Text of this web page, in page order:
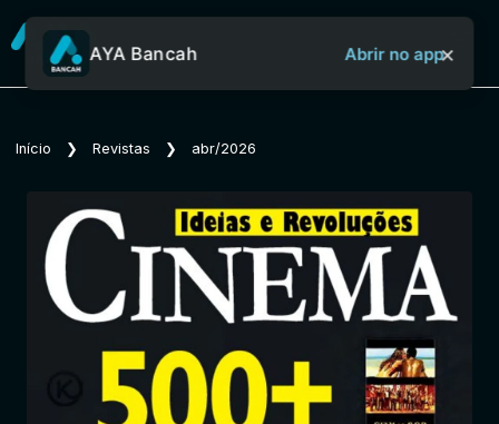
Sobre o Aya Bancah
Início
Revistas
AYA Bancah Abrir no app×
Início ❯ Revistas ❯ abr/2026